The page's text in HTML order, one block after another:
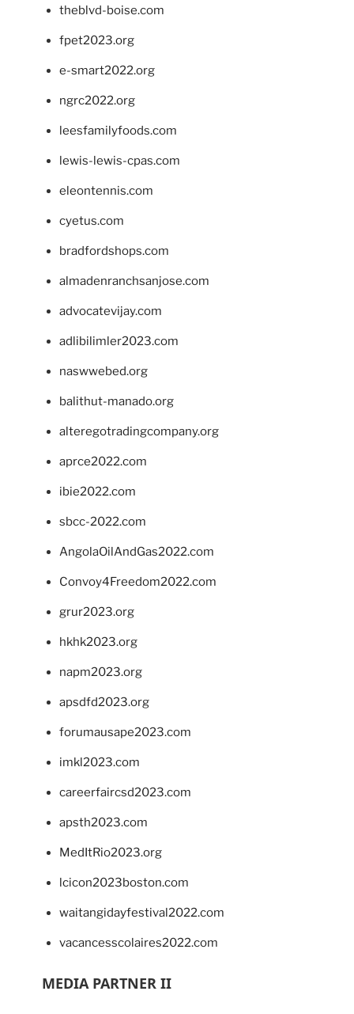
theblvd-boise.com
fpet2023.org
e-smart2022.org
ngrc2022.org
leesfamilyfoods.com
lewis-lewis-cpas.com
eleontennis.com
cyetus.com
bradfordshops.com
almadenranchsanjose.com
advocatevijay.com
adlibilimler2023.com
naswwebed.org
balithut-manado.org
alteregotradingcompany.org
aprce2022.com
ibie2022.com
sbcc-2022.com
AngolaOilAndGas2022.com
Convoy4Freedom2022.com
grur2023.org
hkhk2023.org
napm2023.org
apsdfd2023.org
forumausape2023.com
imkl2023.com
careerfaircsd2023.com
apsth2023.com
MedItRio2023.org
lcicon2023boston.com
waitangidayfestival2022.com
vacancesscolaires2022.com
MEDIA PARTNER II